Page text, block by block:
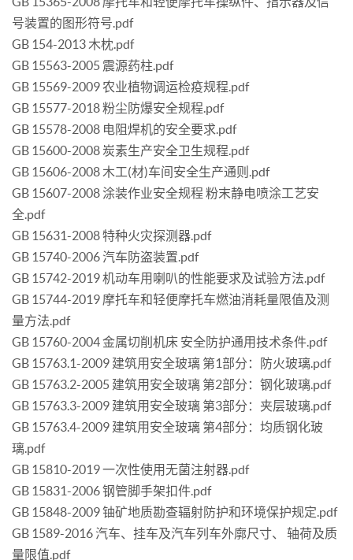
号装置的图形符号.pdf
GB 154-2013 木枕.pdf
GB 15563-2005 震源药柱.pdf
GB 15569-2009 农业植物调运检疫规程.pdf
GB 15577-2018 粉尘防爆安全规程.pdf
GB 15578-2008 电阻焊机的安全要求.pdf
GB 15600-2008 炭素生产安全卫生规程.pdf
GB 15606-2008 木工(材)车间安全生产通则.pdf
GB 15607-2008 涂装作业安全规程 粉末静电喷涂工艺安
全.pdf
GB 15631-2008 特种火灾探测器.pdf
GB 15740-2006 汽车防盗装置.pdf
GB 15742-2019 机动车用喇叭的性能要求及试验方法.pdf
GB 15744-2019 摩托车和轻便摩托车燃油消耗量限值及测
量方法.pdf
GB 15760-2004 金属切削机床 安全防护通用技术条件.pdf
GB 15763.1-2009 建筑用安全玻璃 第1部分：防火玻璃.pdf
GB 15763.2-2005 建筑用安全玻璃 第2部分：钢化玻璃.pdf
GB 15763.3-2009 建筑用安全玻璃 第3部分：夹层玻璃.pdf
GB 15763.4-2009 建筑用安全玻璃 第4部分：均质钢化玻
璃.pdf
GB 15810-2019 一次性使用无菌注射器.pdf
GB 15831-2006 钢管脚手架扣件.pdf
GB 15848-2009 铀矿地质勘查辐射防护和环境保护规定.pdf
GB 1589-2016 汽车、挂车及汽车列车外廓尺寸、 轴荷及质
量限值.pdf